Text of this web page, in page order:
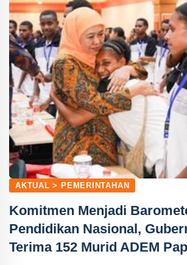
AKTUAL > PEMERINTAHAN
Komitmen Menjadi
Pendidikan Nasional,
Terima 152 Murid ADEM